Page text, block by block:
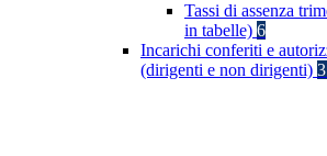
Tassi di assenza
in tabelle) 6
Incarichi conferiti e
(dirigenti e non dirigenti)